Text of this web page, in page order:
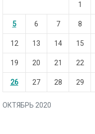
ОКТЯБРЬ 2020
1
5 6 7 8
12 13 14 15
19 20 21 22
26 27 28 29